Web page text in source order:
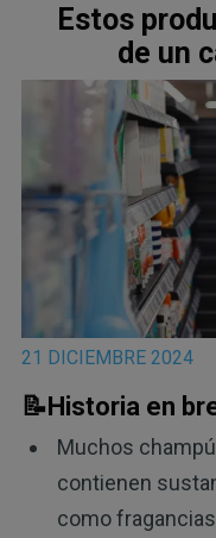
Estos
de un
21 DICIEMBRE 2024
📝Historia en
Muchos
contienen
como